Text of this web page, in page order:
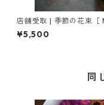
店舗受取 | 季節の花束［
¥5,500
同